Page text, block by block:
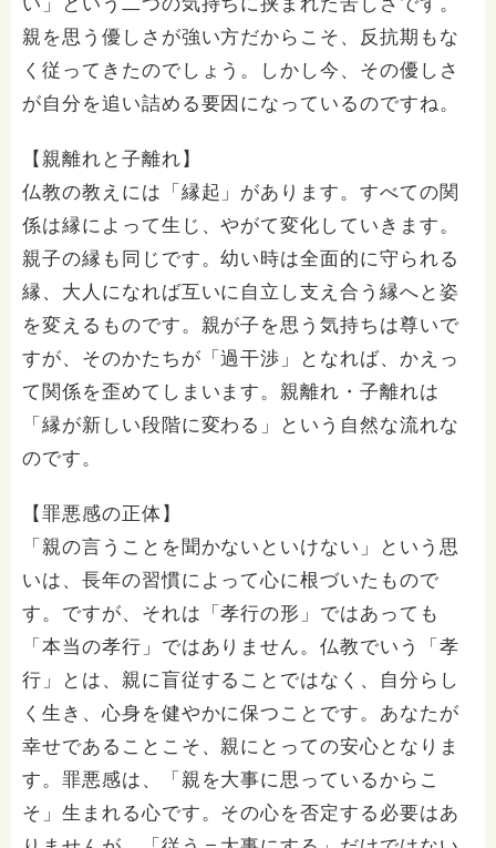
親を思う優しさが強い方だからこそ、反抗期もな
く従ってきたのでしょう。しかし今、その優しさ
が自分を追い詰める要因になっているのですね。
【親離れと子離れ】
仏教の教えには「縁起」があります。すべての関
係は縁によって生じ、やがて変化していきます。
親子の縁も同じです。幼い時は全面的に守られる
縁、大人になれば互いに自立し支え合う縁へと姿
を変えるものです。親が子を思う気持ちは尊いで
すが、そのかたちが「過干渉」となれば、かえっ
て関係を歪めてしまいます。親離れ・子離れは
「縁が新しい段階に変わる」という自然な流れな
のです。
【罪悪感の正体】
「親の言うことを聞かないといけない」という思
いは、長年の習慣によって心に根づいたもので
す。ですが、それは「孝行の形」ではあっても
「本当の孝行」ではありません。仏教でいう「孝
行」とは、親に盲従することではなく、自分らし
く生き、心身を健やかに保つことです。あなたが
幸せであることこそ、親にとっての安心となりま
す。罪悪感は、「親を大事に思っているからこ
そ」生まれる心です。その心を否定する必要はあ